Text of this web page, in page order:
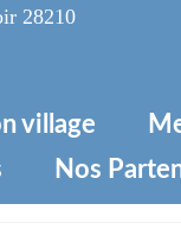
28210
village
Nos